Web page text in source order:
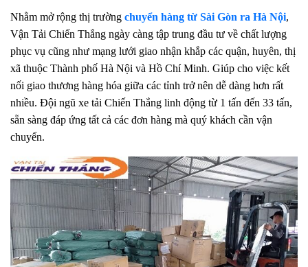
Nhằm mở rộng thị trường chuyển hàng từ Sài Gòn ra Hà Nội,
Vận Tải Chiến Thắng ngày càng tập trung đầu tư về chất lượng
phục vụ cũng như mạng lưới giao nhận khắp các quận, huyên, thị
xã thuộc Thành phố Hà Nội và Hồ Chí Minh. Giúp cho việc kết
nối giao thương hàng hóa giữa các tỉnh trở nên dễ dàng hơn rất
nhiều. Đội ngũ xe tải Chiến Thắng linh động từ 1 tấn đến 33 tấn,
sẵn sàng đáp ứng tất cả các đơn hàng mà quý khách cần vận
chuyển.